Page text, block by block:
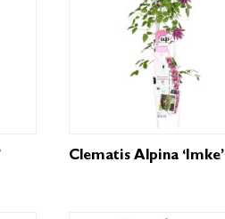
Clematis Alpina ‘Imke’